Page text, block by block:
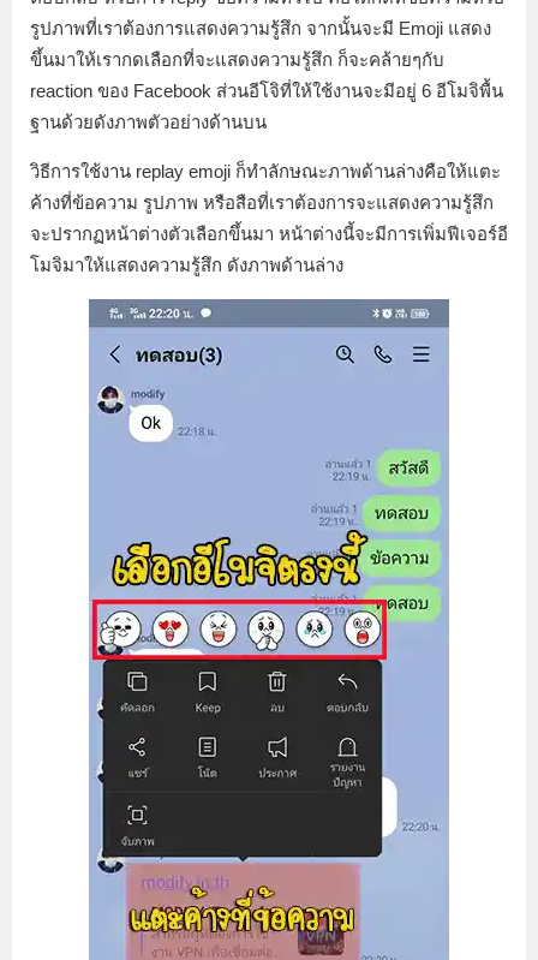
รูปภาพที่เราต้องการแสดงความรู้สึก จากนั้นจะมี Emoji แสดง
ขึ้นมาให้เรากดเลือกที่จะแสดงความรู้สึก ก็จะคล้ายๆกับ
reaction ของ Facebook ส่วนอีโจิที่ให้ใช้งานจะมีอยู่ 6 อีโมจิพื้น
ฐานด้วยดังภาพตัวอย่างด้านบน
วิธีการใช้งาน replay emoji ก็ทำลักษณะภาพด้านล่างคือให้แตะ
ค้างที่ข้อความ รูปภาพ หรือสือที่เราต้องการจะแสดงความรู้สึก
จะปรากฏหน้าต่างตัวเลือกขึ้นมา หน้าต่างนี้จะมีการเพิ่มฟีเจอร์อี
โมจิมาให้แสดงความรู้สึก ดังภาพด้านล่าง